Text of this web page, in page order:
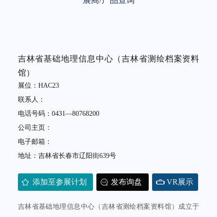
吉林省基础地理信息中心（吉林省测绘档案资料
馆）
展位：HAC23
联系人：
电话号码：0431—80768200
公司主页：
电子邮箱：
地址：吉林省长春市辽阳街639号
添加至参展计划 发布询盘 VR展示
吉林省基础地理信息中心（吉林省测绘档案资料馆）成立于